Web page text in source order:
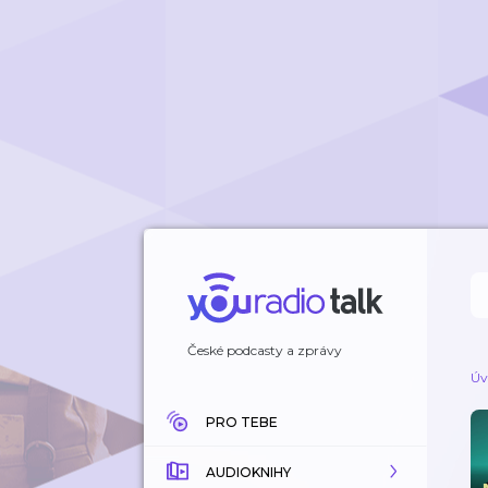
České podcasty a zprávy
PRO TEBE
AUDIOKNIHY